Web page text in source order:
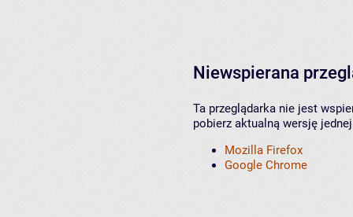
Niewspierana
Ta przeglądarka nie jest
pobierz aktualną wersję
Mozilla Firefox
Google Chrome